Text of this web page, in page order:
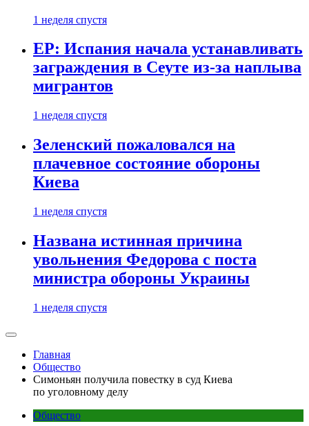
1 неделя спустя
EP: Испания начала устанавливать
заграждения в Сеуте из-за наплыва
мигрантов
1 неделя спустя
Зеленский пожаловался на
плачевное состояние обороны
Киева
1 неделя спустя
Названа истинная причина
увольнения Федорова с поста
министра обороны Украины
1 неделя спустя
Главная
Общество
Симоньян получила повестку в суд Киева
по уголовному делу
Общество